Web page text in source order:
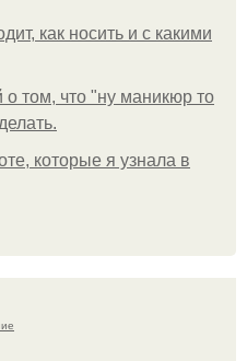
как носить и с какими
том, что "ну маникюр то
которые я узнала в